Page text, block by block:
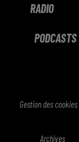
RADIO
PODCASTS
Gestion des cookies
Archives